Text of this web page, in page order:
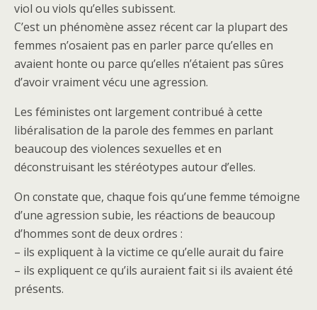
viol ou viols qu’elles subissent.
C’est un phénomène assez récent car la plupart des
femmes n’osaient pas en parler parce qu’elles en
avaient honte ou parce qu’elles n’étaient pas sûres
d’avoir vraiment vécu une agression.
Les féministes ont largement contribué à cette
libéralisation de la parole des femmes en parlant
beaucoup des violences sexuelles et en
déconstruisant les stéréotypes autour d’elles.
On constate que, chaque fois qu’une femme témoigne
d’une agression subie, les réactions de beaucoup
d’hommes sont de deux ordres :
– ils expliquent à la victime ce qu’elle aurait du faire
– ils expliquent ce qu’ils auraient fait si ils avaient été
présents.